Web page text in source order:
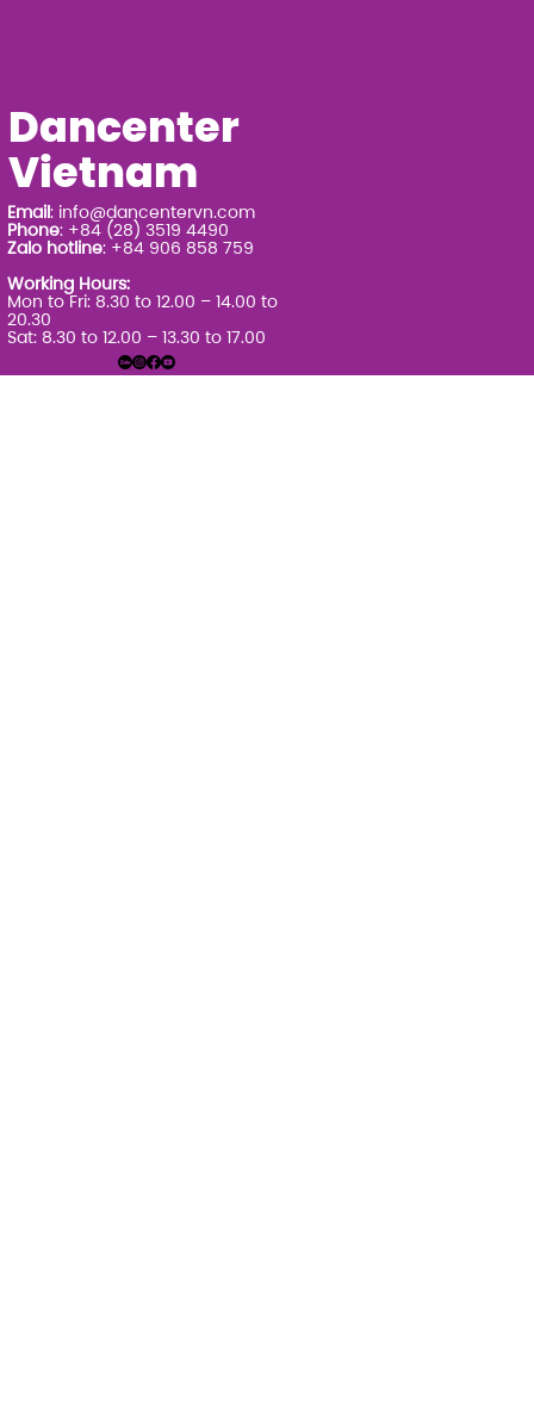
Dancenter
Vietnam
Email: info@dancentervn.com
Phone: +84 (28) 3519 4490
Zalo hotline: +84 906 858 759
Working Hours:
Mon to Fri: 8.30 to 12.00 – 14.00 to
20.30
Sat: 8.30 to 12.00 – 13.30 to 17.00